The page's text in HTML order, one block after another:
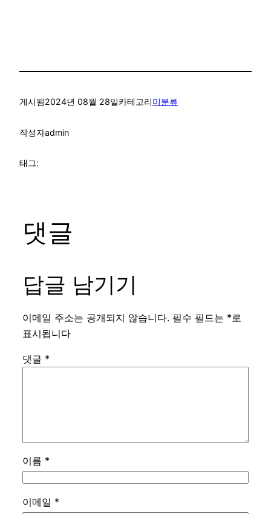
게시됨2024년 08월 28일카테고리미분류
작성자admin
태그:
댓글
답글 남기기
이메일 주소는 공개되지 않습니다. 필수 필드는 *로
표시됩니다
댓글 *
이름 *
이메일 *